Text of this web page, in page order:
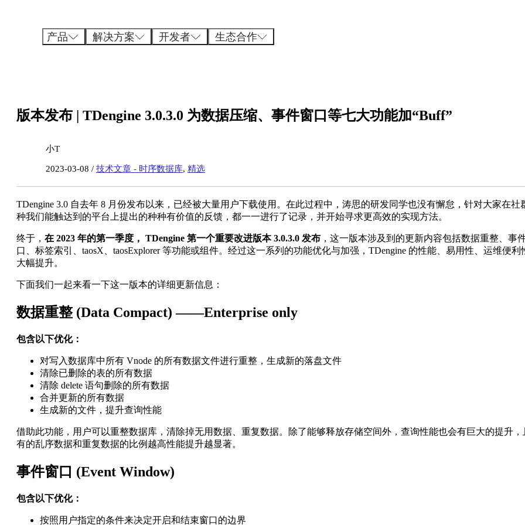
产品 解决方案 开发者 生态合作
版本发布 | TDengine 3.0.3.0 为数据压缩、事件窗口等七大功能加“Buff”
小T
2023-03-08 / 技术文章 - 时序数据库, 精选
TDengine 3.0 自去年 8 月份发布以来，已经被大量用户下载使用。在此过程中，涛思的研发同学也没有懈怠，针对大家在社
种我们能触达到的平台上提出的种种有价值的反馈，都一一进行了记录，并开始寻求更高效的实现方法。
终于， 在 2023 年的第一季度， TDengine 第一个重要改进版本 3.0.3.0 发布 ，这一版本涉及到的更新内容包括数据重整、事
口、标签索引、taosX、taosExplorer 等功能或组件。经过这一系列的功能优化与加强，TDengine 的性能、易用性、运维便利
大幅提升。
下面我们一起来看一下这一版本的详细更新信息：
数据重整 (Data Compact) ——Enterprise only
包含以下优化：
对写入数据库中所有 Vnode 的所有数据文件进行重整，生成新的落盘文件
清除已删除的表的所有数据
清除 delete 语句删除的所有数据
合并更新的所有数据
生成新的文件，提升查询性能
借助此功能，用户可以重整数据库，清除掉无用数据、重复数据。除了能够释放存储空间外，查询性能也会有巨大的提升，
有的乱序数据和重复数据的比例越高性能提升越显著。
事件窗口 (Event Window)
包含以下优化：
按照用户指定的条件来决定开启和结束窗口的边界